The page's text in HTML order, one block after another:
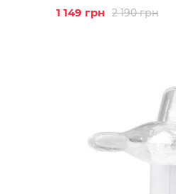
2 190 грн
1 149 грн